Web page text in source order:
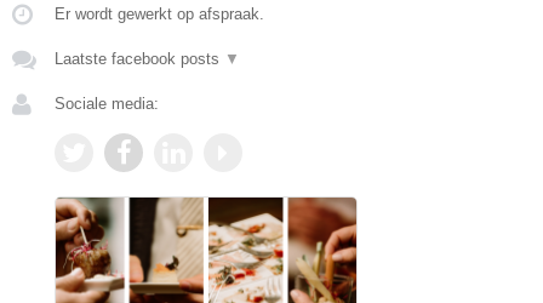
Er wordt gewerkt op afspraak.
Laatste facebook posts ▼
Sociale media: